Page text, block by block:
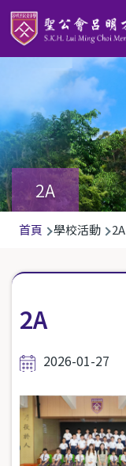
移至主內容
2A
導
連
結
首頁 學校活動 2A
2A
2026-01-27